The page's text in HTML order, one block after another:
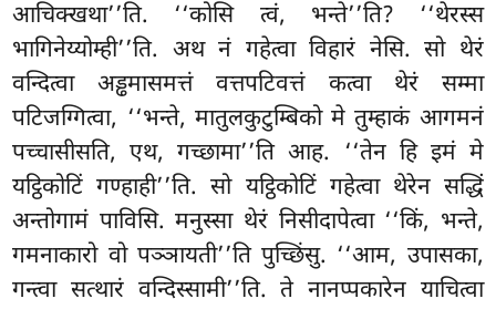
आचिक्खथा’’ति. ‘‘कोसि त्वं, भन्ते’’ति? ‘‘थेरस्स
भागिनेय्योम्ही’’ति. अथनं गहेत्वा विहारं नेसि. सो थेरं
वन्दित्वा अड्ढमासमत्तं वत्तपटिवत्तं कत्वा थेरं सम्मा
पटिजग्गित्वा, ‘‘भन्ते, मातुलकुटुम्बिको मे तुम्हाकं आगमनं
पच्चासीसति, एथ, गच्छामा’’ति आह. ‘‘तेन हि इमं मे
यट्ठिकोटिं गण्हाही’’ति. सो यट्ठिकोटिं गहेत्वा थेरेन सद्धिं
अन्तोगामं पाविसि. मनुस्सा थेरं निसीदापेत्वा ‘‘किं, भन्ते,
गमनाकारो वो पञ्ञायती’’ति पुच्छिंसु. ‘‘आम, उपासका,
गन्त्वा सत्थारं वन्दिस्सामी’’ति. ते नानप्पकारेन याचित्वा